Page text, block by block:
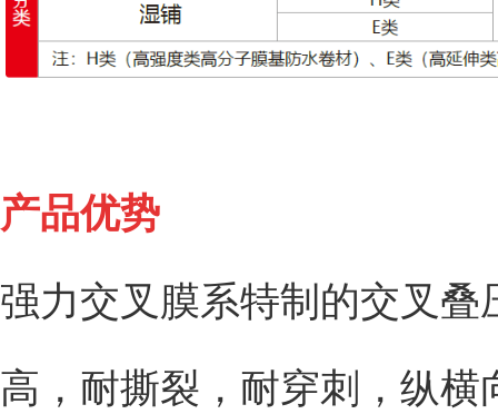
产品优势
强力交叉膜系特制的交叉
高，耐撕裂，耐穿刺，纵